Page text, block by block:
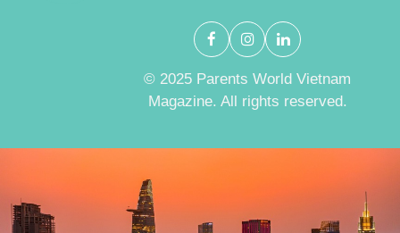
© 2025 Parents World Vietnam
Magazine. All rights reserved.